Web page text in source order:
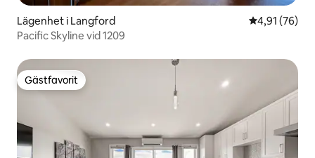
Lägenhet i Langford 4,91 av 5 i
4,91 (76)
Pacific Skyline vid 1209
Gästfavorit
Gästfavorit